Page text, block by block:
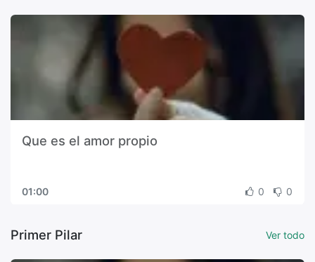
Que es el amor propio
01:00 0 0
Primer Pilar Ver todo